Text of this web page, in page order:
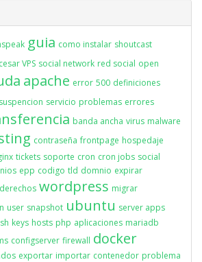
guia como instalar shoutcast
VPS social network red social open
apache error 500 definiciones
suspencion servicio problemas errores
banda ancha virus malware
contraseña frontpage hospedaje
tickets soporte cron cron jobs social
epp codigo tld domnio expirar
derechos wordpress migrar
user snapshot ubuntu server apps
keys hosts php aplicaciones mariadb
configserver firewall docker
exportar importar contenedor problema